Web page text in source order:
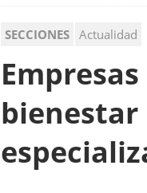
SECCIONES Actualidad